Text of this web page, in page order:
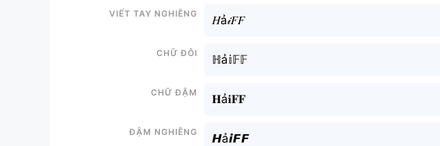
Viết tay nghiêng
𝐻ả𝒾𝐹𝐹
Chữ đôi
ℍả𝕚𝔽𝔽
Chữ đậm
𝐇ả𝐢𝐅𝐅
Đậm nghiêng
𝙃ả𝙞𝙁𝙁